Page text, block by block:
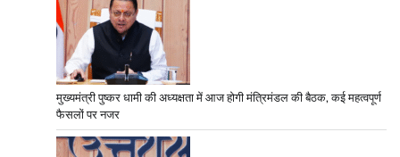
मुख्यमंत्री पुष्कर धामी की अध्यक्षता में आज होगी मंत्रिमंडल की बैठक, कई महत्वपूर्ण
फैसलों पर नजर